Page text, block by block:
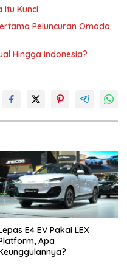
Itu Kunci
Peluncuran Omoda
Hingga Indonesia?
E4 EV Pakai LEX
Apa